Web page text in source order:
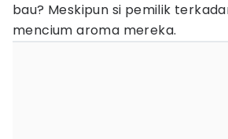
bau? Meskipun si pemilik
mencium aroma mereka.